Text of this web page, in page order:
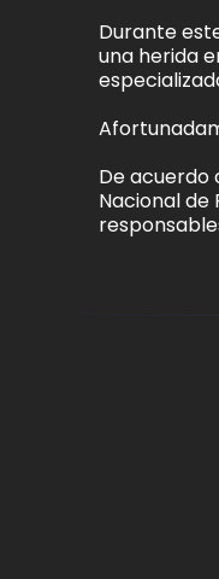
Durante
una herida
De acuerdo
Nacional